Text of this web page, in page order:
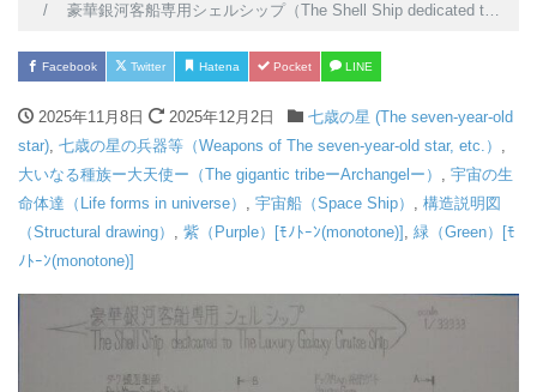
豪華銀河客船専用シェルシップ（The Shell Ship dedicated to The Luxury Galaxy Cruise Ship）
Facebook Twitter Hatena Pocket LINE
2025年11月8日 2025年12月2日
七歳の星 (The seven-year-old
star) 七歳の星の兵器等（Weapons of The seven-year-old star, etc.）
大いなる種族ー大天使ー（The gigantic tribeーArchangelー）
宇宙の生
命体達（Life forms in universe）
宇宙船（Space Ship）
構造説明図
（Structural drawing）
紫（Purple）[ﾓﾉﾄｰﾝ(monotone)] 緑（Green）[ﾓ
ﾉﾄｰﾝ(monotone)]